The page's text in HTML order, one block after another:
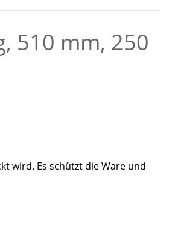
510 mm, 250
wird. Es schützt die Ware und